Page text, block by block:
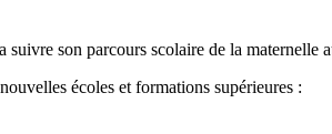
son parcours scolaire de la maternelle
écoles et formations supérieures :